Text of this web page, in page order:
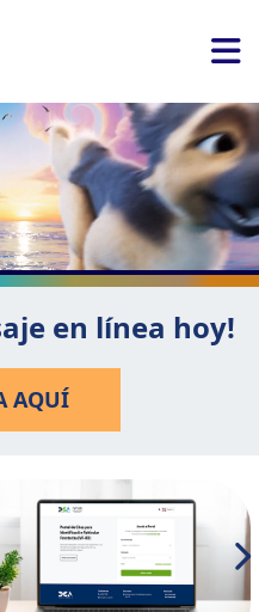
en línea hoy!
AQUÍ